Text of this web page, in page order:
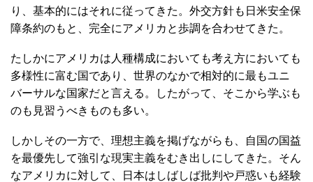
り、基本的にはそれに従ってきた。外交方針も日米安全保
障条約のもと、完全にアメリカと歩調を合わせてきた。
たしかにアメリカは人種構成においても考え方においても
多様性に富む国であり、世界のなかで相対的に最もユニ
バーサルな国家だと言える。したがって、そこから学ぶも
のも見習うべきものも多い。
しかしその一方で、理想主義を掲げながらも、自国の国益
を最優先して強引な現実主義をむき出しにしてきた。そん
なアメリカに対して、日本はしばしば批判や戸惑いも経験